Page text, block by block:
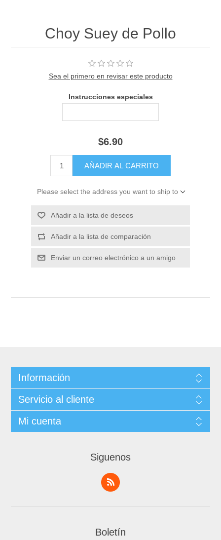
Choy Suey de Pollo
Sea el primero en revisar este producto
Instrucciones especiales
$6.90
Please select the address you want to ship to
Información
Servicio al cliente
Mi cuenta
Siguenos
Boletín